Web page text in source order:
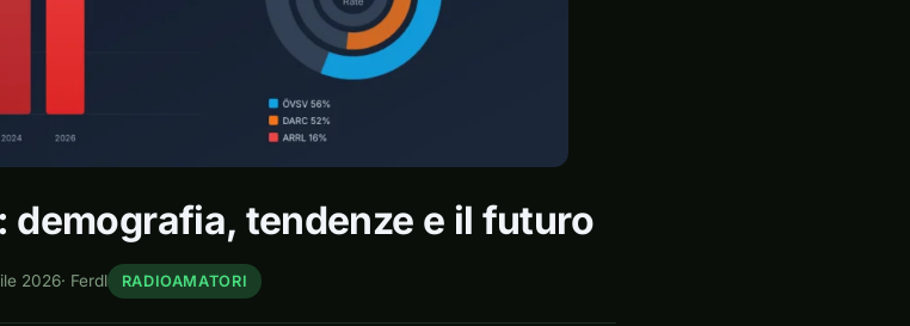
demografia, tendenze e il futuro
2026· Ferdl RADIOAMATORI